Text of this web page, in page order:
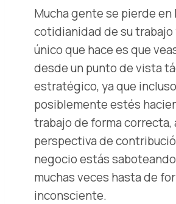
Mucha gente se pierde en
cotidianidad de su trabajo
único que hace es que
desde un punto de vista
estratégico, ya que
posiblemente estés
trabajo de forma correcta,
perspectiva de
negocio estás
muchas veces hasta de
inconsciente.